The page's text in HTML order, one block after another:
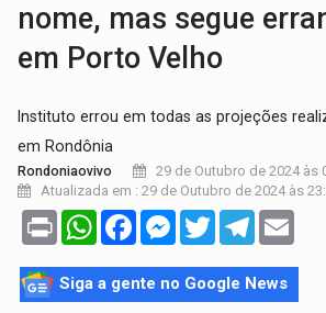
nome, mas segue
em Porto Velho
Instituto errou em todas as projeções
em Rondônia
Rondoniaovivo
29 de Outubro de 2024 às
Atualizada em : 29 de Outubro de 2024 às
Print WhatsAppFacebookMessenger
TwitterTelegram
Siga a gente no Google News